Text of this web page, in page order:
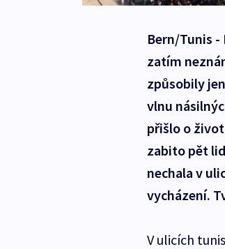
Bern/Tunis -
zatím
způsobily
vlnu
přišlo o
zabito pět
nechala v
vycházení.
V ulicích